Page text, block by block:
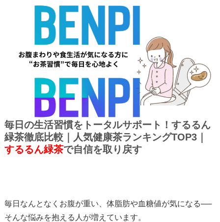
毎日の生活習慣をトータルサポート！するるん
緑茶徹底比較｜人気健康茶ランキングTOP3｜
するるん緑茶で自信を取り戻す
毎日なんとなくお腹が重い、体脂肪や血糖値が気になる──
そんな悩みを抱える人が増えています。